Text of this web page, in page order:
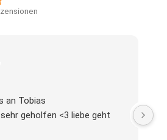
an Tobias
geholfen <3 liebe geht